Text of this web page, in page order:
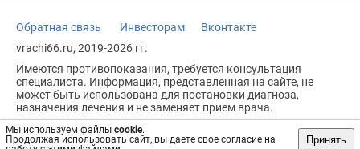
Мы используем файлы cookie.
Продолжая использовать сайт, вы даете свое согласие на
Принять
Обратная связь Инвесторам
Вконтакте
vrachi66.ru, 2019-2026 гг.
Имеются противопоказания, требуется консультация
специалиста. Информация, представленная на сайте, не
может быть использована для постановки диагноза,
назначения лечения и не заменяет прием врача.
Возрастное ограничение: 18+